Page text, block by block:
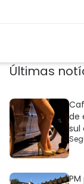
Últimas
de
sul